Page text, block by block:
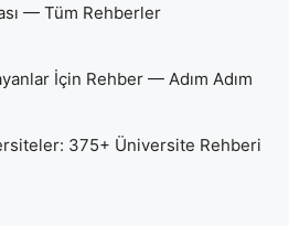
— Tüm Rehberler
İçin Rehber — Adım Adım
375+ Üniversite Rehberi